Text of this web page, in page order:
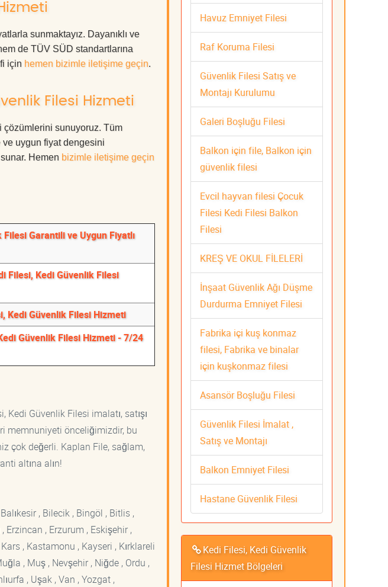
sunmaktayız. Dayanıklı ve
de TÜV SÜD standartlarına
için hemen bizimle iletişime geçin.
Filesi Hizmeti
çözümlerini sunuyoruz. Tüm
ve uygun fiyat dengesini
Hemen bizimle iletişime geçin
Garantili ve Uygun Fiyatlı
Filesi, Kedi Güvenlik Filesi
Kedi Güvenlik Filesi Hizmeti
Güvenlik Filesi Hizmeti - 7/24
Kedi Güvenlik Filesi imalatı, satışı
memnuniyeti önceliğimizdir, bu
çok değerli. Kaplan File, sağlam,
altına alın!
, Bilecik , Bingöl , Bitlis ,
Erzincan , Erzurum , Eskişehir ,
, Kastamonu , Kayseri , Kırklareli
, Muş , Nevşehir , Niğde , Ordu ,
, Uşak , Van , Yozgat ,
Havuz Emniyet Filesi
Raf Koruma Filesi
Güvenlik Filesi Satış ve
Montajı Kurulumu
Galeri Boşluğu Filesi
Balkon için file, Balkon için
güvenlik filesi
Evcil hayvan filesi Çocuk
Filesi Kedi Filesi Balkon
Filesi
KREŞ VE OKUL FİLELERİ
İnşaat Güvenlik Ağı Düşme
Durdurma Emniyet Filesi
Fabrika içi kuş konmaz
filesi, Fabrika ve binalar
için kuşkonmaz filesi
Asansör Boşluğu Filesi
Güvenlik Filesi İmalat ,
Satış ve Montajı
Balkon Emniyet Filesi
Hastane Güvenlik Filesi
Kedi Filesi, Kedi Güvenlik
Filesi Hizmet Bölgeleri